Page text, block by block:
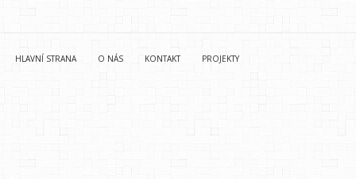
HLAVNÍ STRANA O NÁS KONTAKT PROJEKTY